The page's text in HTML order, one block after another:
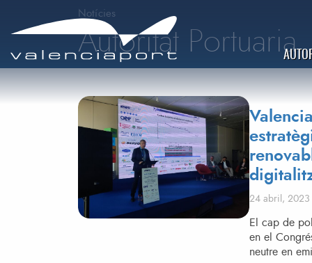
Notícies
Autoritat Portuaria
Posted on
24 abril, 2023
El cap de
en el
neutre en